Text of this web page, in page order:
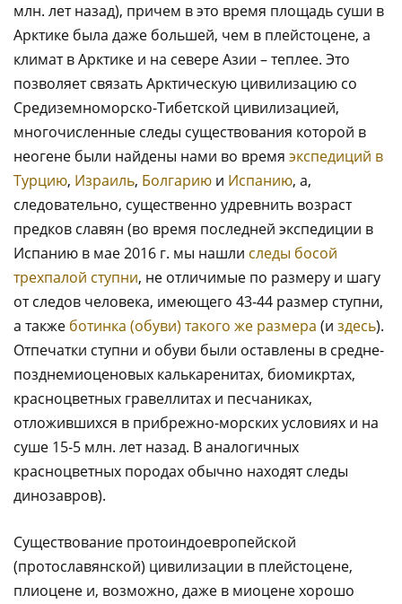
млн. лет назад), причем в это время площадь суши в
Арктике была даже большей, чем в плейстоцене, а
климат в Арктике и на севере Азии – теплее. Это
позволяет связать Арктическую цивилизацию со
Средиземноморско-Тибетской цивилизацией,
многочисленные следы существования которой в
неогене были найдены нами во время экспедиций в
Турцию, Израиль, Болгарию и Испанию, а,
следовательно, существенно удревнить возраст
предков славян (во время последней экспедиции в
Испанию в мае 2016 г. мы нашли следы босой
трехпалой ступни, не отличимые по размеру и шагу
от следов человека, имеющего 43-44 размер ступни,
а также ботинка (обуви) такого же размера (и здесь).
Отпечатки ступни и обуви были оставлены в средне-
позднемиоценовых калькаренитах, биомикртах,
красноцветных гравеллитах и песчаниках,
отложившихся в прибрежно-морских условиях и на
суше 15-5 млн. лет назад. В аналогичных
красноцветных породах обычно находят следы
динозавров).
Существование протоиндоевропейской
(протославянской) цивилизации в плейстоцене,
плиоцене и, возможно, даже в миоцене хорошо